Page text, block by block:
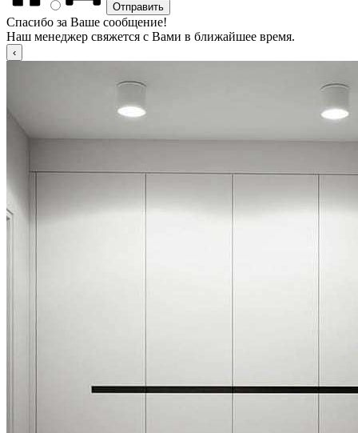
Спасибо за Ваше сообщение!
Наш менеджер свяжется с Вами в ближайшее время.